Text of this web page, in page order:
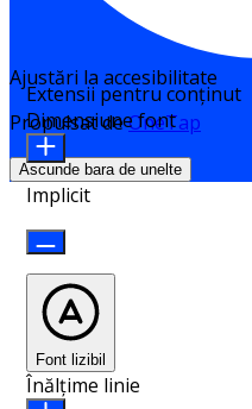
Ajustări la accesibilitate
Propulsat deOneTap
Ascunde bara de unelte
Extensii pentru conținut
Dimensiune font
Implicit
Font lizibil
Înălțime linie